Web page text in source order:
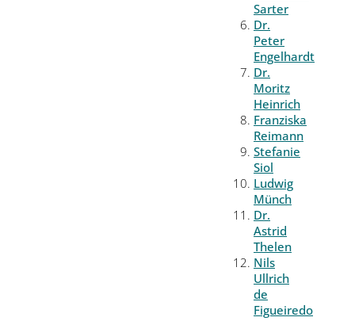
Sarter
Dr.
Peter
Engelhardt
Dr.
Moritz
Heinrich
Franziska
Reimann
Stefanie
Siol
Ludwig
Münch
Dr.
Astrid
Thelen
Nils
Ullrich
de
Figueiredo